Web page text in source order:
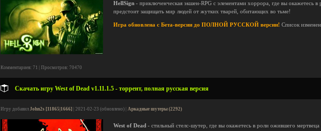
HellSign - приключенческая экшен-RPG с элементами хоррора, где вы окажетесь
предстоит защищать мир людей от жутких тварей, обитающих во тьме!
Игра обновлена с Бета-версии до ПОЛНОЙ РУССКОЙ версии! Список
Комментариев: 71 | Просмотров: 70470
Скачать игру West of Dead v1.11.1.5 - торрент, полная русская версия
Игру добавил John2s [11865|1666] | 2021-02-23 (обновлено) | Аркадные шутеры (2292)
West of Dead - стильный стелс-шутер, где вы окажетесь в роли ожившего